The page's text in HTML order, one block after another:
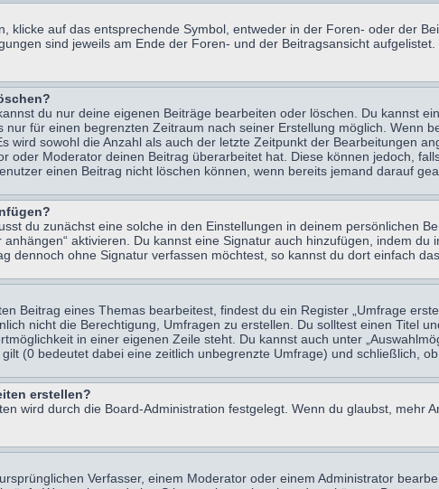
klicke auf das entsprechende Symbol, entweder in der Foren- oder der
sind jeweils am Ende der Foren- und der Beitragsansicht
du nur deine eigenen Beiträge bearbeiten oder löschen. Du kannst
für einen begrenzten Zeitraum nach seiner Erstellung möglich. Wenn
wird sowohl die Anzahl als auch der letzte Zeitpunkt der Bearbeitungen
oder Moderator deinen Beitrag überarbeitet hat. Diese können jedoch,
einen Beitrag nicht löschen können, wenn bereits jemand darauf
du zunächst eine solche in den Einstellungen in deinem persönlichen
aktivieren. Du kannst eine Signatur auch hinzufügen, indem
dennoch ohne Signatur verfassen möchtest, so kannst du dort einfach
Beitrag eines Themas bearbeitest, findest du ein Register „Umfrage
nicht die Berechtigung, Umfragen zu erstellen. Du solltest einen Titel
in einer eigenen Zeile steht. Du kannst auch unter
(0 bedeutet dabei eine zeitlich unbegrenzte Umfrage) und schließlich,
erstellen?
wird durch die Board-Administration festgelegt. Wenn du glaubst, mehr
Verfasser, einem Moderator oder einem Administrator